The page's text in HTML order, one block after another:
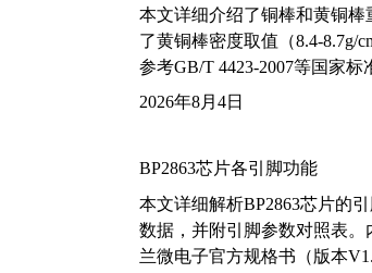
本文详细介绍了铜棒和黄铜
了黄铜棒密度取值（8.4-8.7g/
参考GB/T 4423-2007等国家标
2026年8月4日
BP2863芯片各引脚功能
本文详细解析BP2863芯片的
数据，并附引脚参数对照表
兰微电子官方规格书（版本